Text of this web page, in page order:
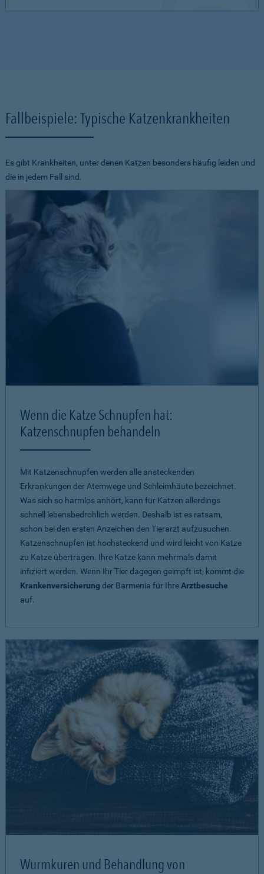
Fallbeispiele: Typische Katzenkrankheiten
Es gibt Krankheiten, unter denen Katzen besonders häufig leiden und
die in jedem Fall sind.
Wenn die Katze Schnupfen hat:
Katzenschnupfen behandeln
Mit Katzenschnupfen werden alle ansteckenden
Erkrankungen der Atemwege und Schleimhäute bezeichnet.
Was sich so harmlos anhört, kann für Katzen allerdings
schnell lebensbedrohlich werden. Deshalb ist es ratsam,
schon bei den ersten Anzeichen den Tierarzt aufzusuchen.
Katzenschnupfen ist hochsteckend und wird leicht von Katze
zu Katze übertragen. Ihre Katze kann mehrmals damit
infiziert werden. Wenn Ihr Tier dagegen geimpft ist, kommt die
Krankenversicherung der Barmenia für IhreArztbesuche
auf.
Wurmkuren und Behandlung von